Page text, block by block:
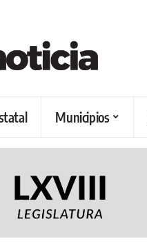
Municipios